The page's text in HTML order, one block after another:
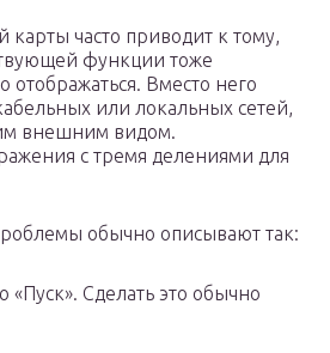
карты часто приводит к тому,
функции тоже
отображаться. Вместо него
или локальных сетей,
внешним видом.
с тремя делениями для
обычно описывают так:
Сделать это обычно